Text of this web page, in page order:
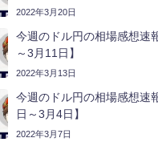
2022年3月20日
今週のドル円の相場感想速
～3月11日】
2022年3月13日
今週のドル円の相場感想速
日～3月4日】
2022年3月7日